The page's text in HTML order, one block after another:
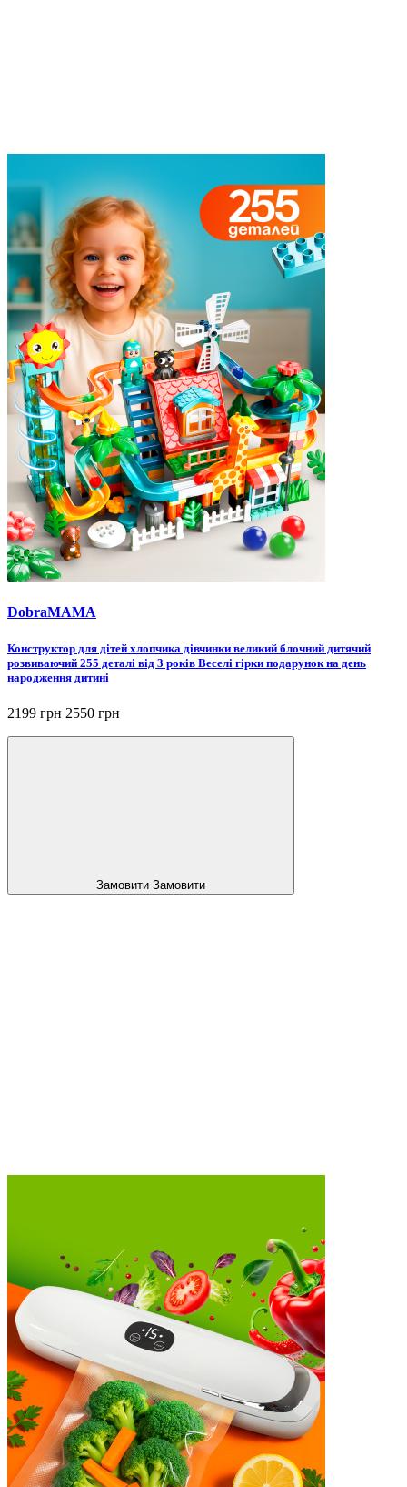
DobraMAMA
Конструктор для дітей хлопчика дівчинки великий блочний дитячий
розвиваючий 255 деталі від 3 років Веселі гірки подарунок на день
народження дитині
2199 грн 2550 грн
Замовити Замовити